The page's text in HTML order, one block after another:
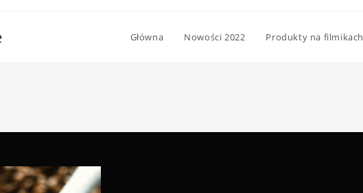
Główna Nowości 2022 Produkty na filmikach